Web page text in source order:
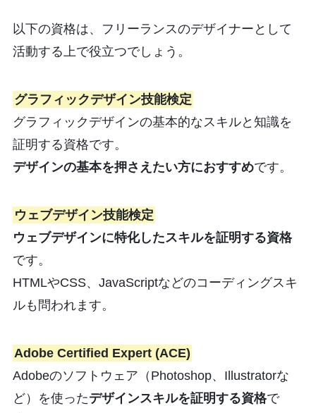
以下の資格は、フリーランスのデザイナーとして
活動する上で役立つでしょう。
グラフィックデザイン技能検定
グラフィックデザインの基本的なスキルと知識を
証明する資格です。
デザインの基本を押さえたい方におすすめです。
ウェブデザイン技能検定
ウェブデザインに特化したスキルを証明する資格
です。
HTMLやCSS、JavaScriptなどのコーディングスキ
ルも問われます。
Adobe Certified Expert (ACE)
Adobeのソフトウェア（Photoshop、Illustratorな
ど）を使ったデザインスキルを証明する資格で